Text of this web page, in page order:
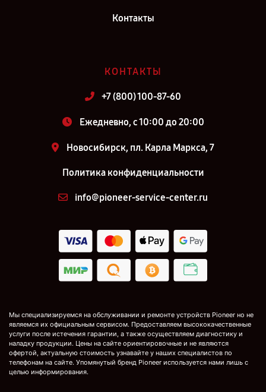
Контакты
КОНТАКТЫ
+7 (800) 100-87-60
Ежедневно, с 10:00 до 20:00
Новосибирск, пл. Карла Маркса, 7
Политика конфиденциальности
info@pioneer-service-center.ru
Мы специализируемся на обслуживании и ремонте устройств Pioneer но не
являемся их официальным сервисом. Предоставляем высококачественные
услуги после истечения гарантии, а также осуществляем диагностику и
наладку продукции. Цены на сайте ориентировочные и не являются
офертой, актуальную стоимость узнавайте у наших специалистов по
телефонам на сайте. Упомянутый бренд Pioneer используется нами лишь с
целью информирования.